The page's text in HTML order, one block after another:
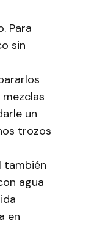
Para
sin
un
trozos
también
agua
en